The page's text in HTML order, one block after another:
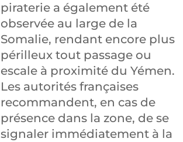
piraterie a également été
observée au large de la
Somalie, rendant encore plus
périlleux tout passage ou
escale à proximité du Yémen.
Les autorités françaises
recommandent, en cas de
présence dans la zone, de se
signaler immédiatement à la